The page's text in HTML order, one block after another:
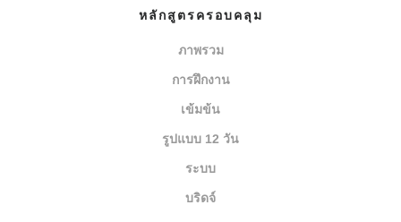
หลักสูตรครอบคลุม
ภาพรวม
การฝึกงาน
เข้มข้น
รูปแบบ 12 วัน
ระบบ
บริดจ์